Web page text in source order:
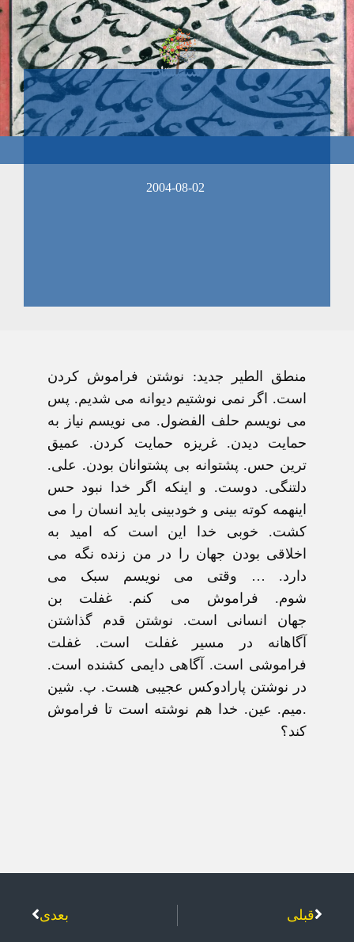
2004-08-02
منطق الطير جديد: نوشتن فراموش کردن
است. اگر نمی نوشتيم ديوانه می شديم. پس
می نويسم حلف الفضول. می نويسم نياز به
حمايت ديدن. غريزه حمايت کردن. عميق
ترين حس. پشتوانه بی پشتوانان بودن. علی.
دلتنگی. دوست. و اينکه اگر خدا نبود حس
اينهمه کوته بينی و خودبينی بايد انسان را می
کشت. خوبی خدا اين است که اميد به
اخلاقی بودن جهان را در من زنده نگه می
دارد. … وقتی می نويسم سبک می
شوم. فراموش می کنم. غفلت بن
جهان انسانی است. نوشتن قدم گذاشتن
آگاهانه در مسير غفلت است. غفلت
فراموشی است. آگاهی دايمی کشنده است.
در نوشتن پارادوکس عجيبی هست. پ. شين
.ميم. عين. خدا هم نوشته است تا فراموش
کند؟
قبلی بعدی